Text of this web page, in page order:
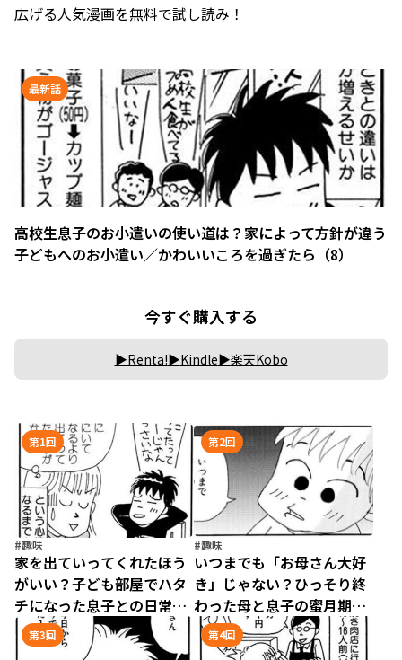
広げる人気漫画を無料で試し読み！
最新話
高校生息子のお小遣いの使い道は？家によって方針が違う
子どもへのお小遣い／かわいいころを過ぎたら（8）
今すぐ購入する
Renta! Kindle 楽天Kobo
第1回
#趣味
家を出ていってくれたほう
がいい？子ども部屋でハタ
チになった息子との日常／
かわいいころを過ぎたら
（1）
第2回
#趣味
いつまでも「お母さん大好
き」じゃない？ひっそり終
わった母と息子の蜜月期／
かわいいころを過ぎたら
（2）
第3回 第4回